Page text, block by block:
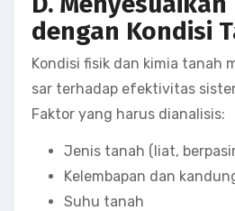
dengan Kondisi
Kondisi fisik dan kimia tanah
sar terhadap efektivitas
Faktor yang harus dianalisis:
Jenis tanah (liat,
Kelembapan dan
Suhu tanah